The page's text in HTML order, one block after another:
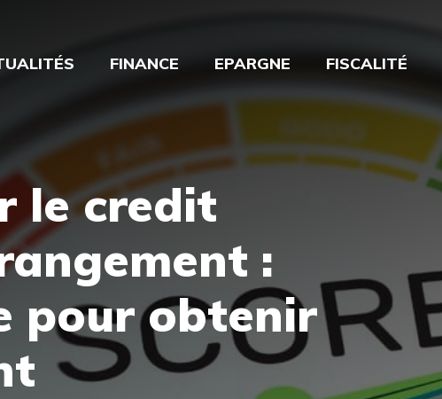
FINANCE EPARGNE FISCALITÉ
le credit
:
pour obtenir